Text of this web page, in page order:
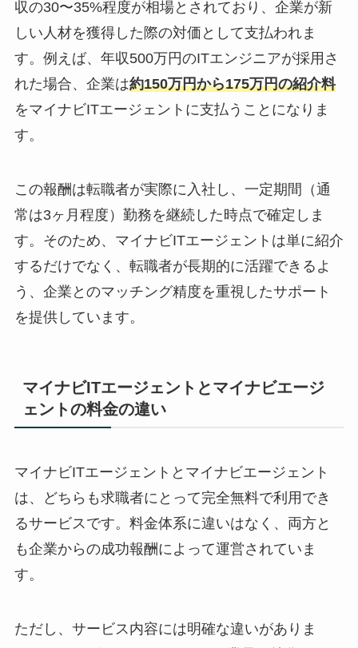
収の30〜35%程度が相場とされており、企業が新
しい人材を獲得した際の対価として支払われま
す。例えば、年収500万円のITエンジニアが採用さ
れた場合、企業は約150万円から175万円の紹介料
をマイナビITエージェントに支払うことになりま
す。
この報酬は転職者が実際に入社し、 一定期間（通
常は3ヶ月程度）勤務を継続した時点で確定 しま
す。そのため、マイナビITエージェントは単に紹介
するだけでなく、 転職者が長期的に活躍できるよ
う、企業とのマッチング精度を重視したサポート
を提供しています。
マイナビITエージェントとマイナビエージ
ェントの料金の違い
マイナビITエージェントとマイナビエージェント
は、どちらも求職者にとって完全無料で利用でき
るサービスです。料金体系に違いはなく、両方と
も企業からの成功報酬によって運営されていま
す。
ただし、サービス内容には明確な違いがありま